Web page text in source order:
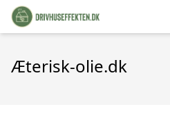
Æterisk-olie.dk